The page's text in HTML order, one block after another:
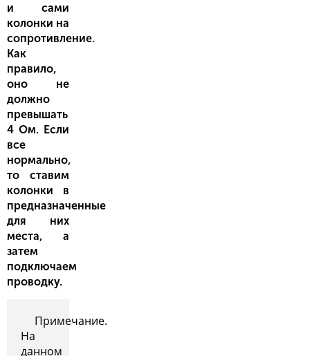
и сами
колонки на
сопротивление.
Как
правило,
оно не
должно
превышать
4 Ом. Если
все
нормально,
то ставим
колонки в
предназначенные
для них
места, а
затем
подключаем
проводку.
Примечание.
На
данном